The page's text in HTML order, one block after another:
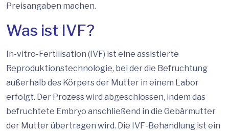
Preisangaben machen.
Was ist IVF?
In-vitro-Fertilisation (IVF) ist eine assistierte
Reproduktionstechnologie, bei der die Befruchtung
außerhalb des Körpers der Mutter in einem Labor
erfolgt. Der Prozess wird abgeschlossen, indem das
befruchtete Embryo anschließend in die Gebärmutter
der Mutter übertragen wird. Die IVF-Behandlung ist ein